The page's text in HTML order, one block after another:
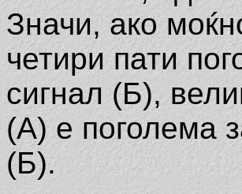
Значи, ако
четири пати
сигнал (Б),
(А) е поголема
(Б).